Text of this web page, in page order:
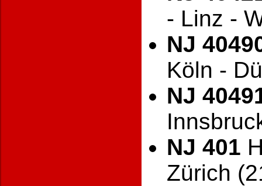
- Linz -
NJ
Köln -
NJ
NJ 401
Zürich